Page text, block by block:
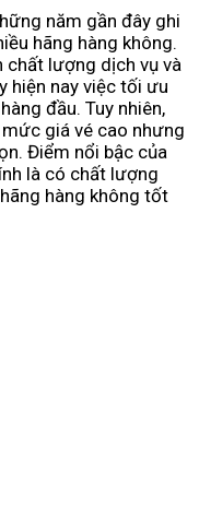
năm gần đây ghi
hãng hàng không.
chất lượng dịch vụ và
hiện nay việc tối ưu
đầu. Tuy nhiên,
giá vé cao nhưng
Điểm nổi bậc của
là có chất lượng
hàng không tốt